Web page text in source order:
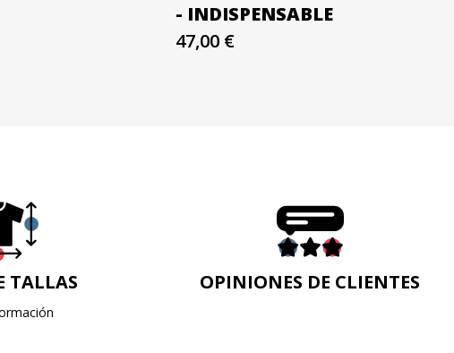
- INDISPENSABLE
47,00 €
TALLAS OPINIONES DE CLIENTES